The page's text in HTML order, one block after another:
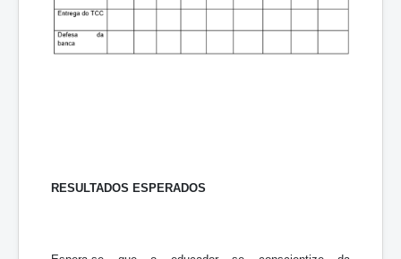
RESULTADOS ESPERADOS